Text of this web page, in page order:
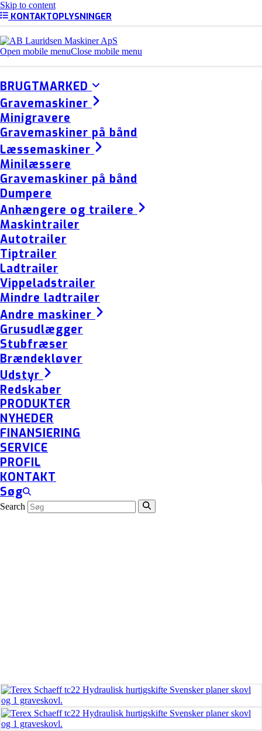
Skip to content
KONTAKTOPLYSNINGER
Open mobile menuClose mobile menu
BRUGTMARKED
Gravemaskiner
Minigravere
Gravemaskiner på bånd
Læssemaskiner
Minilæssere
Gravemaskiner på bånd
Dumpere
Anhængere og trailere
Maskintrailer
Autotrailer
Tiptrailer
Ladtrailer
Vippeladstrailer
Mindre ladtrailer
Andre maskiner
Grusudlægger
Stubfræser
Brændekløver
Udstyr
Redskaber
PRODUKTER
NYHEDER
FINANSIERING
SERVICE
PROFIL
KONTAKT
Søg
Search